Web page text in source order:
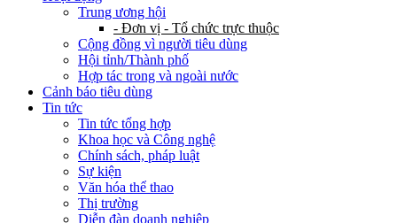
Trung ương hội
- Đơn vị - Tổ chức trực thuộc
Cộng đồng vì người tiêu dùng
Hội tỉnh/Thành phố
Hợp tác trong và ngoài nước
Cảnh báo tiêu dùng
Tin tức
Tin tức tổng hợp
Khoa học và Công nghệ
Chính sách, pháp luật
Sự kiện
Văn hóa thể thao
Thị trường
Diễn đàn doanh nghiệp